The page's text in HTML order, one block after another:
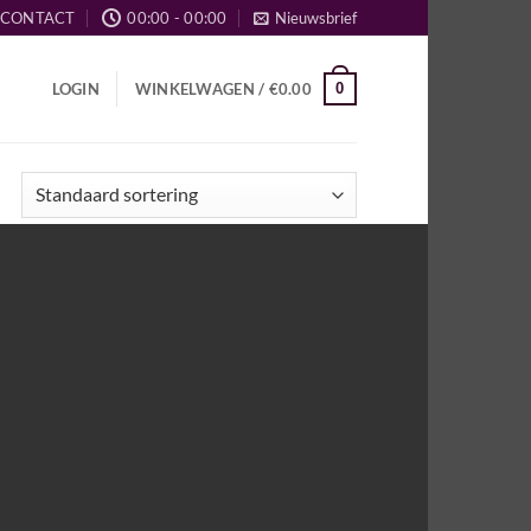
CONTACT 00:00 - 00:00 Nieuwsbrief
LOGIN WINKELWAGEN / €0.00 0